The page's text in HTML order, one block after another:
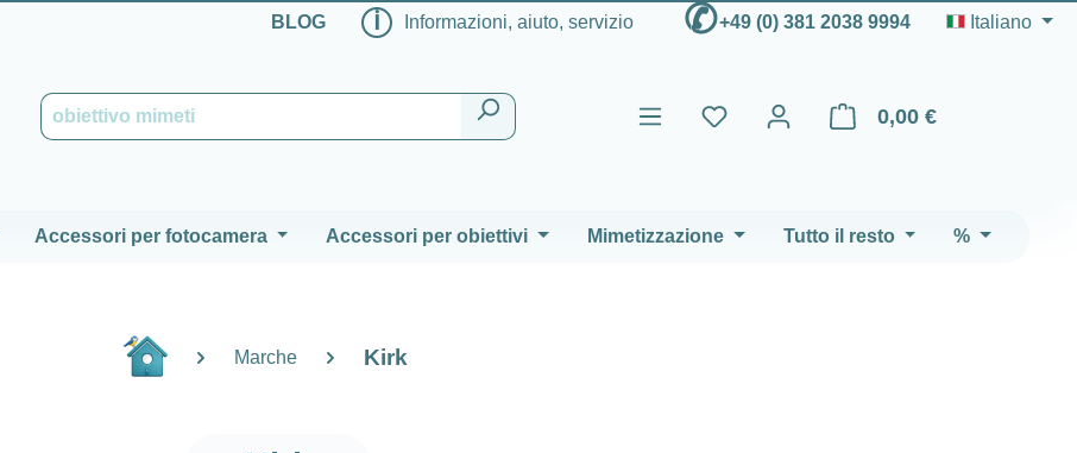
BLOG ℹ Informazioni, aiuto, servizio ✆+49 (0) 381 2038 9994 Italiano
0,00 €
Il carrello contiene 0
Accessori per fotocamera Accessori per obiettivi Mimetizzazione Tutto il resto %
Marche Kirk